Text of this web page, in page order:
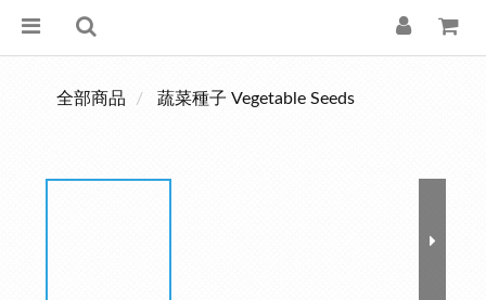
全部商品 蔬菜種子 Vegetable Seeds